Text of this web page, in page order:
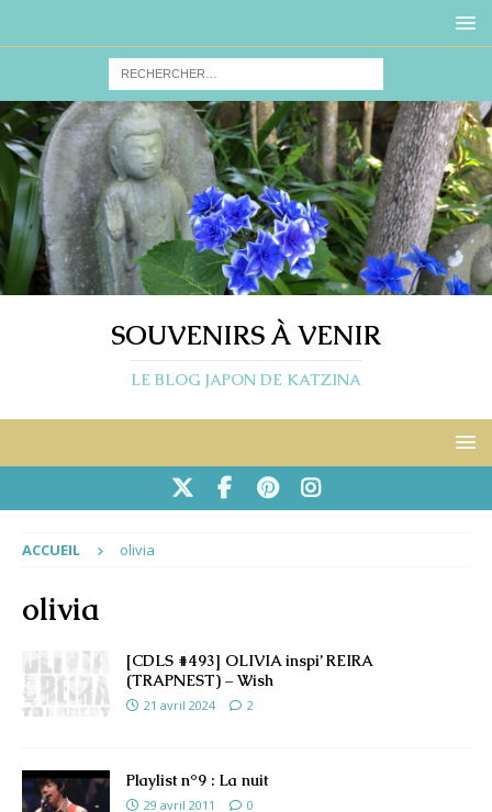
SOUVENIRS À VENIR
LE BLOG JAPON DE KATZINA
ACCUEIL olivia
olivia
[CDLS #493] OLIVIA inspi’ REIRA
(TRAPNEST) – Wish
21 avril 2024 2
Playlist n°9 : La nuit
29 avril 2011 0